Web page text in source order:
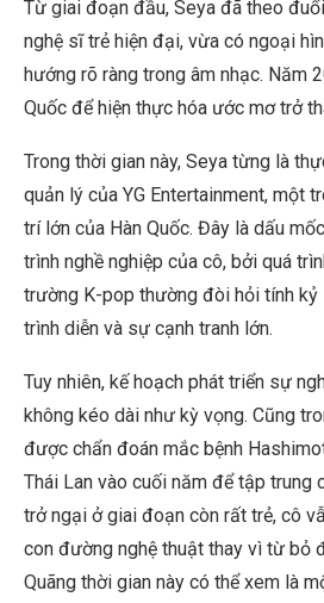
Từ giai đoạn đầu, Seya đã theo
nghệ sĩ trẻ hiện đại, vừa có ngoại
hướng rõ ràng trong âm nhạc. Năm
Quốc để hiện thực hóa ước mơ trở
Trong thời gian này, Seya từng là
quản lý của YG Entertainment, một
trí lớn của Hàn Quốc. Đây là dấu
trình nghề nghiệp của cô, bởi quá
trường K-pop thường đòi hỏi tính kỷ
trình diễn và sự cạnh tranh lớn.
Tuy nhiên, kế hoạch phát triển sự
không kéo dài như kỳ vọng. Cũng
được chẩn đoán mắc bệnh
Thái Lan vào cuối năm để tập trung
trở ngại ở giai đoạn còn rất trẻ, cô
con đường nghệ thuật thay vì từ bỏ
Quãng thời gian này có thể xem là